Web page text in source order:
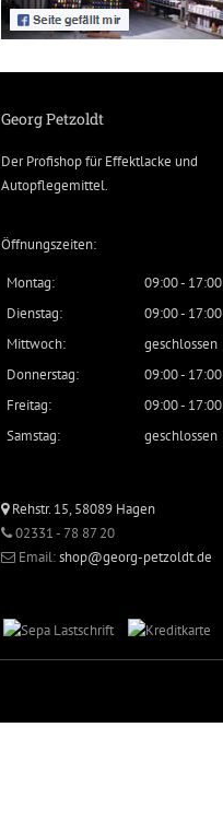
Georg Petzoldt
Der Profishop fürEffektlacke und
Autopflegemittel.
Öffnungszeiten:
Montag:
09:00 - 17:00
Dienstag:
09:00 - 17:00
Mittwoch:
geschlossen
Donnerstag:
09:00 - 17:00
Freitag:
09:00 - 17:00
Samstag:
geschlossen
Rehstr. 15, 58089 Hagen
02331 - 78 87 20
Email:shop@georg-petzoldt.de